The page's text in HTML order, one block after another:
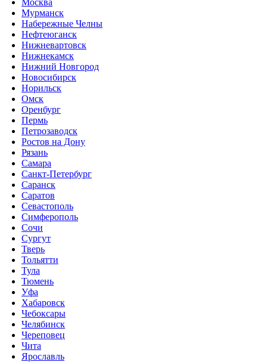
Мурманск
Набережные Челны
Нефтеюганск
Нижневартовск
Нижнекамск
Нижний Новгород
Новосибирск
Норильск
Омск
Оренбург
Пермь
Петрозаводск
Ростов на Дону
Рязань
Самара
Санкт-Петербург
Саранск
Саратов
Севастополь
Симферополь
Сочи
Сургут
Тверь
Тольятти
Тула
Тюмень
Уфа
Хабаровск
Чебоксары
Челябинск
Череповец
Чита
Ярославль